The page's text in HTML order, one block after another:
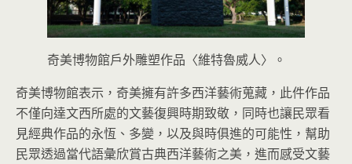
奇美博物館戶外雕塑作品〈維特魯威人〉。
奇美博物館表示，奇美擁有許多西洋藝術蒐藏，此件作品
不僅向達文西所處的文藝復興時期致敬，同時也讓民眾看
見經典作品的永恆、多變，以及與時俱進的可能性，幫助
民眾透過當代語彙欣賞古典西洋藝術之美，進而感受文藝